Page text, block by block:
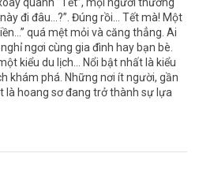
quanh “Tết”, mọi người thường
đi đâu...?”. Đúng rồi... Tết mà! Một
quá mệt mỏi và căng thẳng. Ai
ngơi cùng gia đình hay bạn bè.
kiểu du lịch... Nổi bật nhất là kiểu
khám phá. Những nơi ít người, gần
là hoang sơ đang trở thành sự lựa